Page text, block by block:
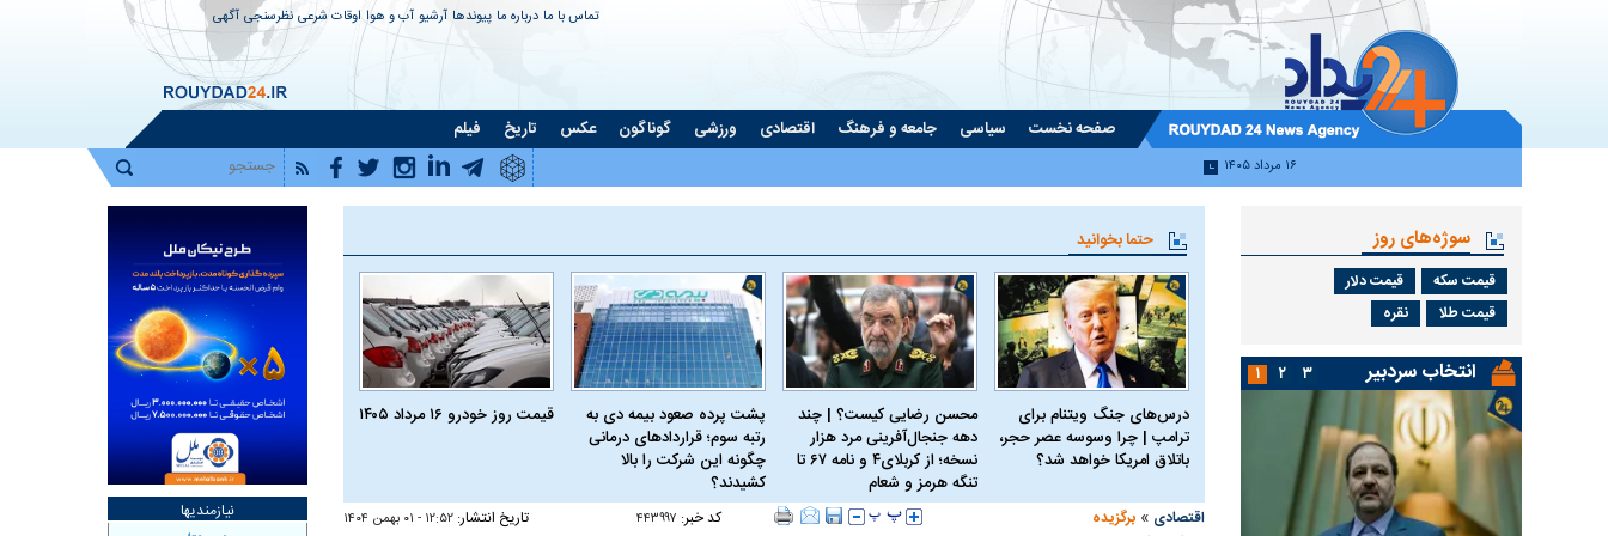
تماس با ما درباره ما پیوندها آرشیو آب و هوا اوقات شرعی نظرسنجی آگهی
صفحه نخست سیاسی جامعه و فرهنگ اقتصادی ورزشی گوناگون عکس تاریخ فیلم
۱۶ مرداد ۱۴۰۵
حتما بخوانید
درس‌های جنگ ویتنام برای
ترامپ | چرا وسوسه عصر حجر،
باتلاق امریکا خواهد شد؟
محسن رضایی کیست؟ | چند
دهه جنجال‌آفرینی مرد هزار
نسخه؛ از کربلای۴ و نامه ۶۷ تا
تنگه هرمز و شعام
پشت پرده صعود بیمه دی به
رتبه سوم؛ قراردادهای درمانی
چگونه این شرکت را بالا
کشیدند؟
قیمت روز خودرو ۱۶ مرداد ۱۴۰۵
اقتصادی » برگزیده کد خبر: ۴۴۳۹۹۷ تاریخ انتشار: ۱۲:۵۲ - ۰۱ بهمن ۱۴۰۴
سوژه‌های روز
قیمت سکه
قیمت دلار
قیمت طلا
نقره
انتخاب سردبیر ۱ ۲ ۳
نیازمندیها